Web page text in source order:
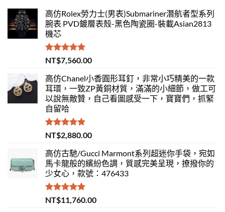
高仿Rolex勞力士(男表)Submariner潛航者型系列
腕表 PVD鍍層表殼-黑色陶瓷圈-裝載Asian2813
機芯
評分 5.00
滿分 5
NT$7,560.00
高仿Chanel小香圓形耳釘，非常小巧精美的一款
耳環，一致ZP黃銅材質，滿滿的小細節，做工可
以說無敵贊，自己看圖感受一下，寶寶們，抓緊
自留哈
評分 5.00
滿分 5
NT$2,880.00
高仿古馳/Gucci Marmont系列超迷你手袋，宛如
馬卡龍般的繽紛色調，質感完美呈現，撩撥你的
少女心，款號：476433
評分5.00
滿分 5
NT$11,760.00